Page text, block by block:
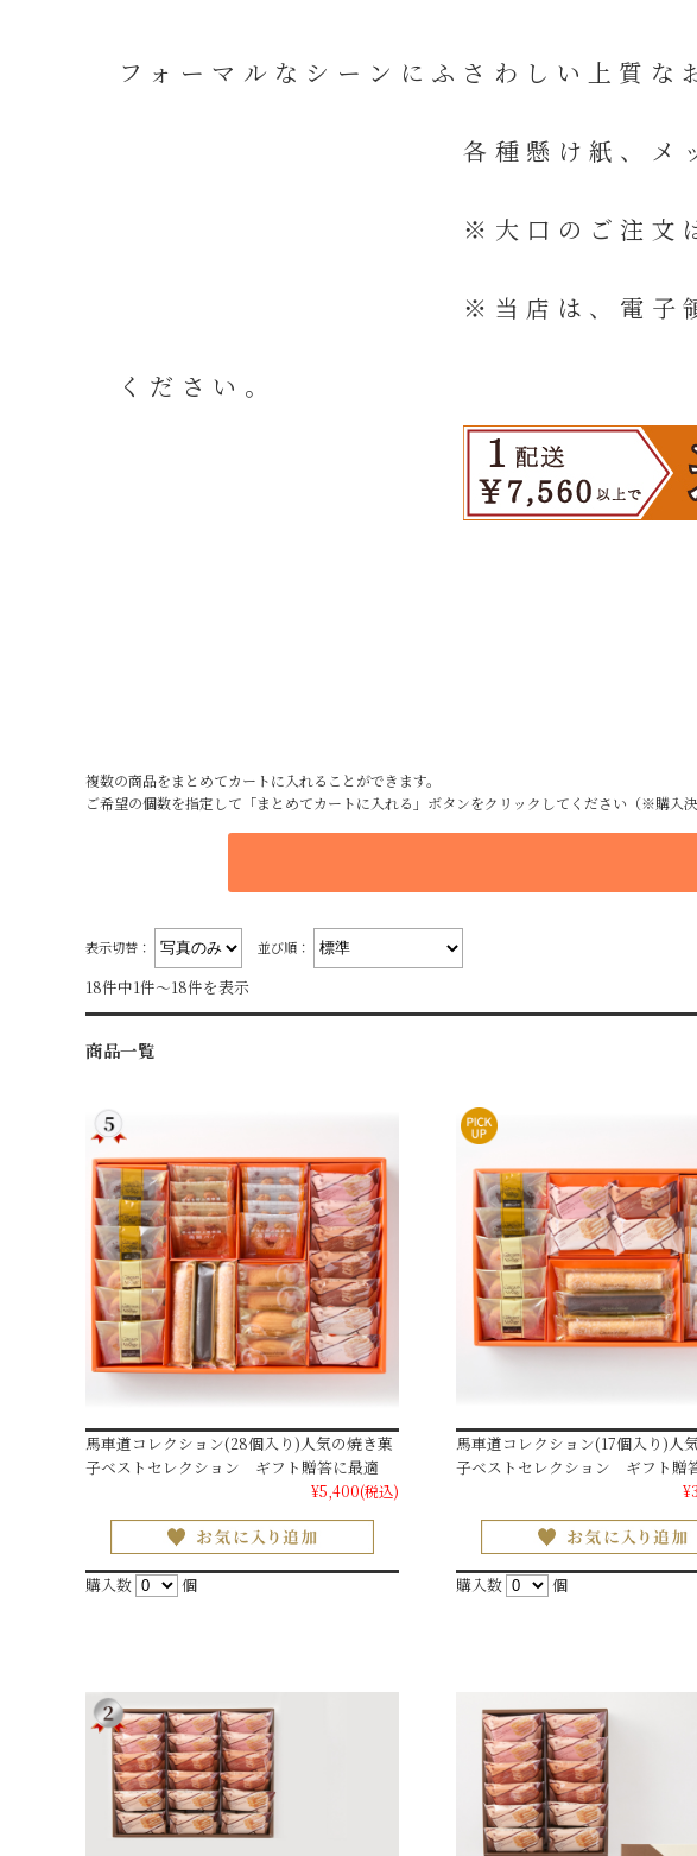
フォーマルなシーンにふさわしい上質な
各種懸け紙、メッセージカ
※大口のご注文は、１週間
※当店は、電子領収書でのご
ください。
複数の商品をまとめてカートに入れることができます。
ご希望の個数を指定して「まとめてカートに入れる」ボタンをクリックしてください（※購入
表示切替： 並び順：
18件中1件～18件を表示
商品一覧
馬車道コレクション(28個入り)人気の焼き菓
子ベストセレクション ギフト贈答に最適
¥5,400(税込)
購入数 個
馬車道コレクション(17個入り)人
子ベストセレクション ギフト贈
購入数 個